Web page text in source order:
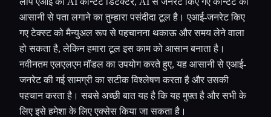
आसानी से पता लगाने का तुम्हारा पसंदीदा टूल है। एआई-जनरेट किए
गए टेक्स्ट को मैन्युअल रूप से पहचानना थकाऊ और समय लेने वाला
हो सकता है, लेकिन हमारा टूल इस काम को आसान बनाता है।
नवीनतम एलएलएम मॉडल का उपयोग करते हुए, यह आसानी से एआई-
जनरेट की गई सामग्री का सटीक विश्लेषण करता है और उसकी
पहचान करता है। सबसे अच्छी बात यह है कि यह मुफ़्त है और सभी के
लिए इसे हमेशा के लिए एक्सेस किया जा सकता है।